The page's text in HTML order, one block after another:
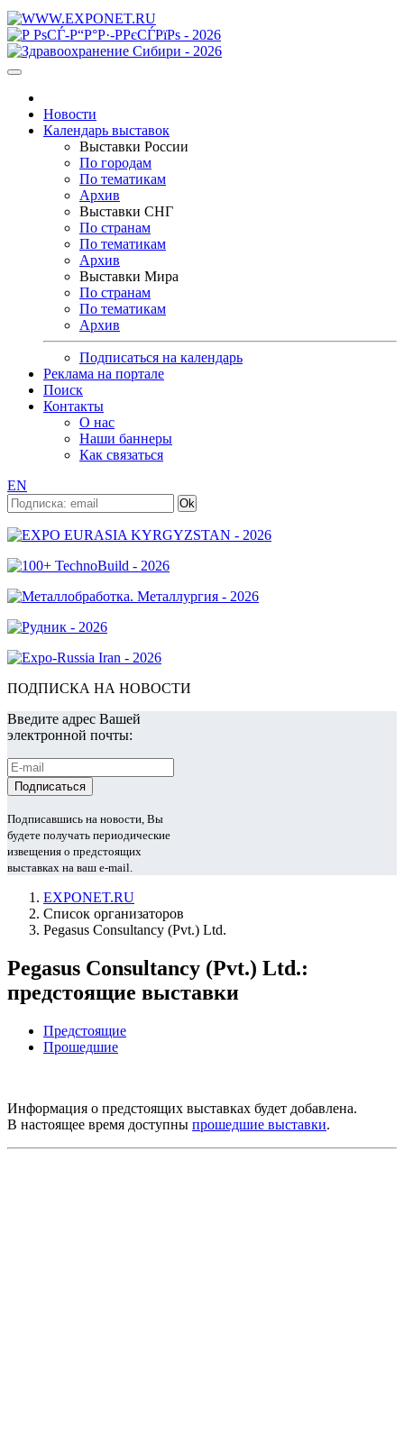
Новости
Календарь выставок
Выставки России
По городам
По тематикам
Архив
Выставки СНГ
По странам
По тематикам
Архив
Выставки Мира
По странам
По тематикам
Архив
Подписаться на календарь
Реклама на портале
Поиск
Контакты
О нас
Наши баннеры
Как связаться
EN
ПОДПИСКА НА НОВОСТИ
Введите адрес Вашей
электронной почты:
Подписавшись на новости, Вы
будете получать периодические
извещения о предстоящих
выставках на ваш e-mail.
EXPONET.RU
Список организаторов
Pegasus Consultancy (Pvt.) Ltd.
Pegasus Consultancy (Pvt.) Ltd.:
предстоящие выставки
Предстоящие
Прошедшие
Информация о предстоящих выставках будет добавлена.
В настоящее время доступны прошедшие выставки.